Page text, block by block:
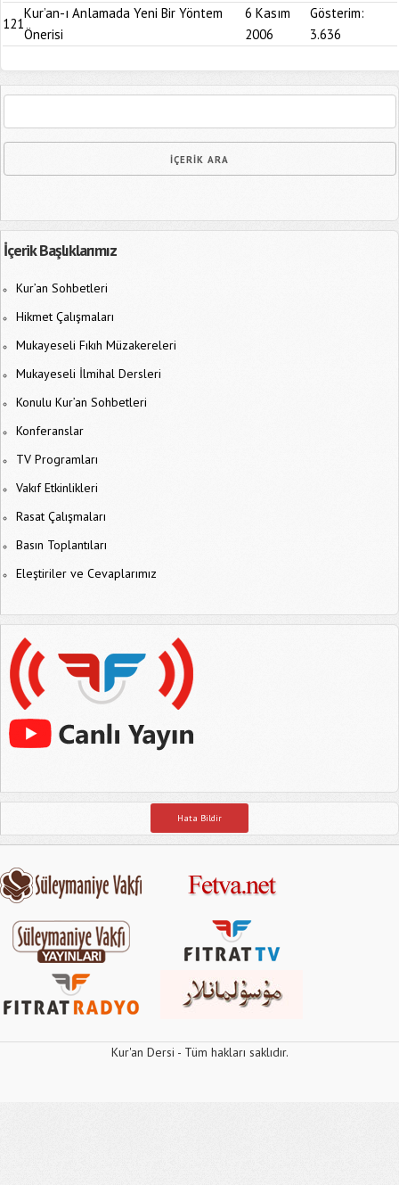
121
Kur’an-ı Anlamada Yeni Bir Yöntem
Önerisi
6 Kasım
2006
Gösterim:
3.636
İçerik Başlıklarımız
Kur’an Sohbetleri
Hikmet Çalışmaları
Mukayeseli Fıkıh Müzakereleri
Mukayeseli İlmihal Dersleri
Konulu Kur’an Sohbetleri
Konferanslar
TV Programları
Vakıf Etkinlikleri
Rasat Çalışmaları
Basın Toplantıları
Eleştiriler ve Cevaplarımız
Hata Bildir
Kur'an Dersi - Tüm hakları saklıdır.